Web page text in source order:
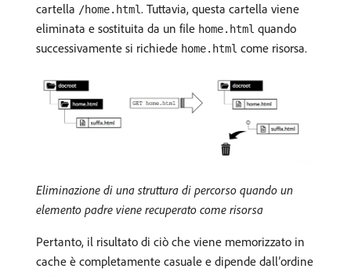
cartella /home.html. Tuttavia, questa cartella viene
eliminata e sostituita da un file home.html quando
successivamente si richiede home.html come risorsa.
Eliminazione di una struttura di percorso quando un
elemento padre viene recuperato come risorsa
Pertanto, il risultato di ciò che viene memorizzato in
cache è completamente casuale e dipende dall’ordine